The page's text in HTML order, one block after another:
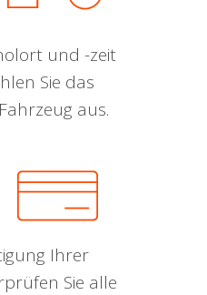
und -zeit
Sie das
aus.
Ihrer
Sie alle